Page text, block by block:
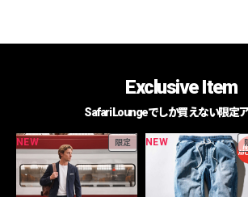
Exclusive Item
Safari Loungeでしか買えない限定
NEW 限定 NEW